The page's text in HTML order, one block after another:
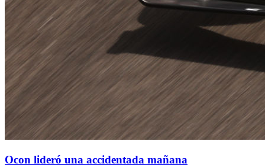
Ocon lideró una accidentada mañana